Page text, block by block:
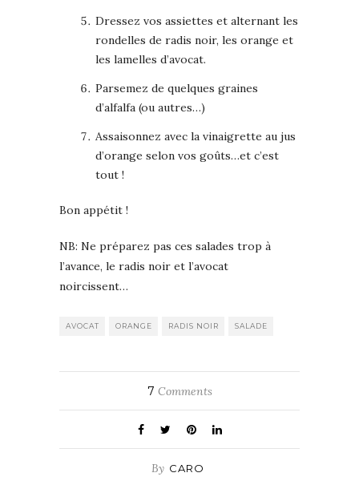
Dressez vos assiettes et alternant les
rondelles de radis noir, les orange et
les lamelles d’avocat.
Parsemez de quelques graines
d’alfalfa (ou autres…)
Assaisonnez avec la vinaigrette au jus
d’orange selon vos goûts…et c’est
tout !
Bon appétit !
NB: Ne préparez pas ces salades trop à
l’avance, le radis noir et l’avocat
noircissent…
AVOCAT ORANGE RADIS NOIR SALADE
7 Comments
By CARO